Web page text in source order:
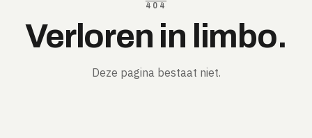
404
Verloren in limbo.
Deze pagina bestaat niet.